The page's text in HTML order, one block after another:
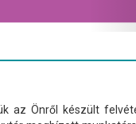
az Önről készült